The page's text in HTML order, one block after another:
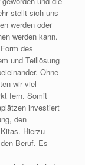
stellt sich uns
werden oder
werden kann.
des
und Teillösung
Ohne
wir viel
fern. Somit
investiert
den
Hierzu
Beruf. Es